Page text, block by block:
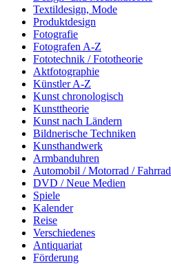
Textildesign, Mode
Produktdesign
Fotografie
Fotografen A-Z
Fototechnik / Fototheorie
Aktfotographie
Künstler A-Z
Kunst chronologisch
Kunsttheorie
Kunst nach Ländern
Bildnerische Techniken
Kunsthandwerk
Armbanduhren
Automobil / Motorrad / Fahrrad
DVD / Neue Medien
Spiele
Kalender
Reise
Verschiedenes
Antiquariat
Förderung